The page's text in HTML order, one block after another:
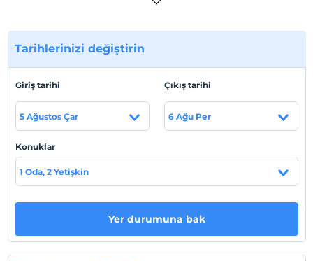
jakuzi bulunmaktadır. Her bir bungalovun kendine ait
domates, biber, yeşillik ve doğal köy yumurtası temin
edebiliriz.
Bungalovlar 2 kişilik olup, yetişkin konseptindedir.
İçerisinde 1 çift kişilik yatak, mutfak, tuvalet ve banyo,
Wi-Fi, klima bulunmaktadır.
Tesis lokasyon bilgileri
Havaalanı 60 km. yaklaşık 1 saat 15 dakika, Fethiye
Merkez'e 13 km., Hisarönü'ndeki market ve restoranlara
500 mt. mesafededir.
Sahil
Tarihlerinizi değiştirin
Giriş tarihi
5 Ağustos Çar
Çıkış tarihi
6 Ağu Per
Konuklar
1 Oda, 2 Yetişkin
Yer durumuna bak